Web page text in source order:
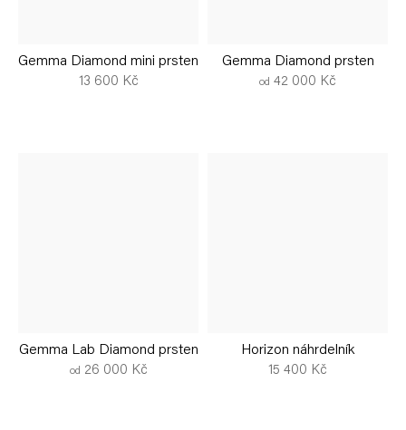
Gemma Diamond mini prsten
13 600 Kč
Gemma Diamond prsten
od 42 000 Kč
Gemma Lab Diamond prsten
od 26 000 Kč
Horizon náhrdelník
15 400 Kč